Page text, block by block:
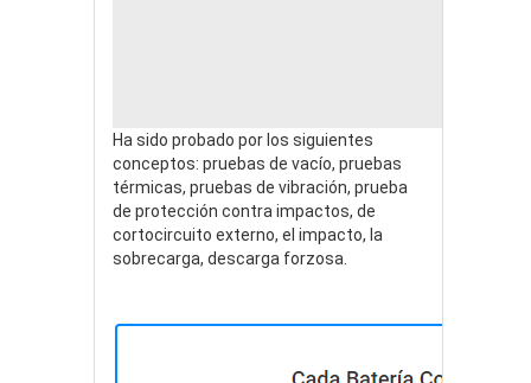
Ha sido probado por los siguientes
conceptos: pruebas de vacío, pruebas
térmicas, pruebas de vibración, prueba
de protección contra impactos, de
cortocircuito externo, el impacto, la
sobrecarga, descarga forzosa.